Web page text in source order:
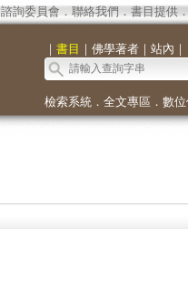
諮詢委員會． 聯絡我們 ． 書目提供．
｜ 書目 ｜ 佛學著者｜ 站內 ｜
檢索系統． 全文專區 ． 數